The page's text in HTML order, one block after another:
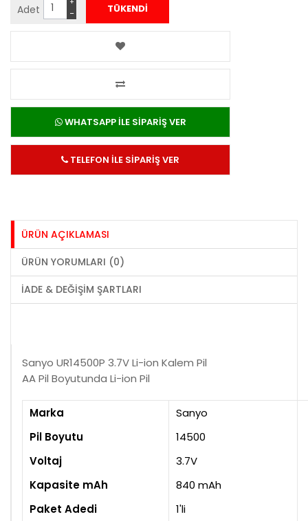
Adet −
WHATSAPP İLE SİPARİŞ VER
TELEFON İLE SİPARİŞ VER
ÜRÜN AÇIKLAMASI
ÜRÜN YORUMLARI (0)
İADE & DEĞIŞIM ŞARTLARI
Sanyo UR14500P 3.7V Li-ion Kalem Pil
AA Pil Boyutunda Li-ion Pil
Marka
Sanyo
Pil Boyutu
14500
Voltaj
3.7V
Kapasite mAh
840 mAh
Paket Adedi
1'li